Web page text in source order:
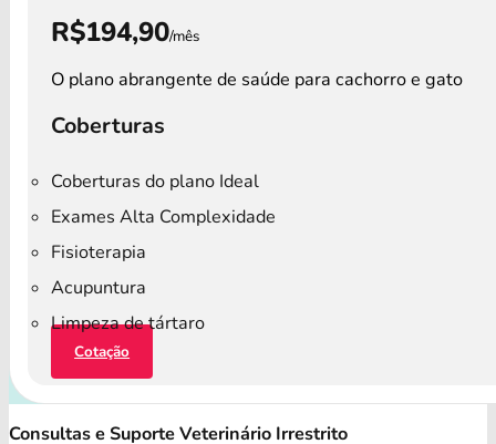
R$194,90/mês
O plano abrangente de saúde para cachorro e gato
Coberturas
Coberturas do plano Ideal
Exames Alta Complexidade
Fisioterapia
Acupuntura
Limpeza de tártaro
Cotação
Consultas e Suporte Veterinário Irrestrito